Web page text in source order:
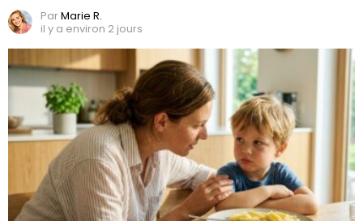
ParMarie R.
il y a environ 2 jours